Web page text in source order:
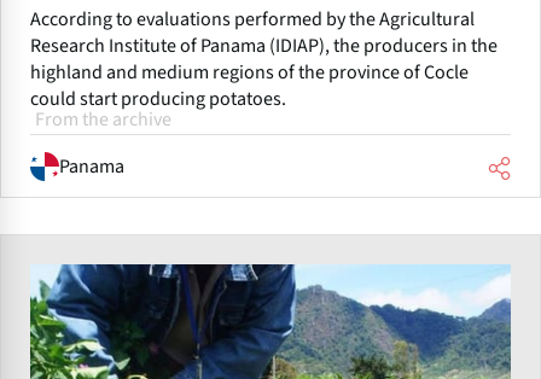
According to evaluations performed by the Agricultural
Research Institute of Panama (IDIAP), the producers in the
highland and medium regions of the province of Cocle
could start producing potatoes.
From the archive
Panama